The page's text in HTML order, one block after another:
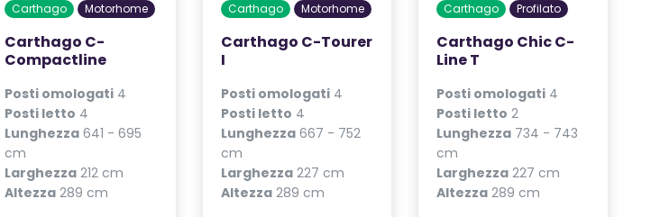
Carthago Motorhome
Carthago C-
Compactline
Posti omologati 4
Posti letto 4
Lunghezza 641 - 695
cm
Larghezza 212 cm
Altezza 289 cm
Carthago Motorhome
Carthago C-Tourer
I
Posti omologati4
Posti letto 4
Lunghezza667 - 752
cm
Larghezza227 cm
Altezza289 cm
Carthago Profilato
Carthago Chic C-
Line T
Posti omologati 4
Posti letto 2
Lunghezza 734 - 743
cm
Larghezza 227 cm
Altezza 289 cm